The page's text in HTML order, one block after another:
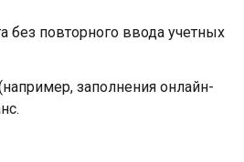
без повторного ввода учетных
заполнения онлайн-